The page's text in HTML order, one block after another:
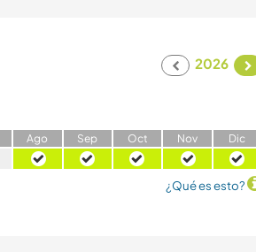
2026
Ago Sep Oct Nov Dic
¿Qué es esto?